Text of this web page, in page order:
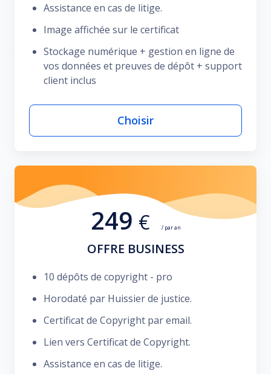
Assistance en cas de litige.
Image affichée sur le certificat
Stockage numérique + gestion en ligne de
vos données et preuves de dépôt + support
client inclus
Choisir
249 € / par an
OFFRE BUSINESS
10 dépôts de copyright - pro
Horodaté par Huissier de justice.
Certificat de Copyright par email.
Lien vers Certificat de Copyright.
Assistance en cas de litige.